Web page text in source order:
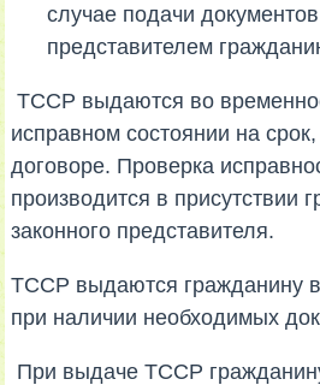
случае подачи
представителем
ТССР выдаются во
исправном состоянии на
договоре. Проверка
производится в присутствии
законного представителя.
ТССР выдаются гражданину
при наличии необходимых
При выдаче ТССР